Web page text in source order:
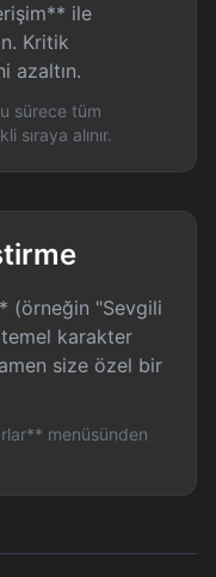
ile
Kritik
azaltın.
sürece tüm
sıraya alınır.
(örneğin "Sevgili
temel karakter
size özel bir
menüsünden